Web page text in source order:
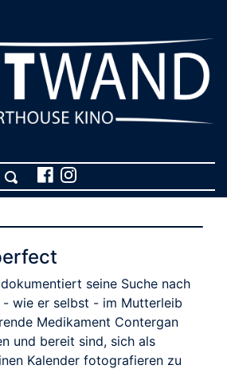
seine Suche nach
- wie er selbst - im Mutterleib
Medikament Contergan
und bereit sind, sich als
Kalender fotografieren zu